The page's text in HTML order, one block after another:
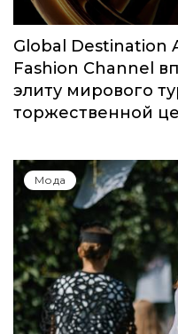
Global Destination
Fashion Channel
элиту мирового
торжественной
Мода